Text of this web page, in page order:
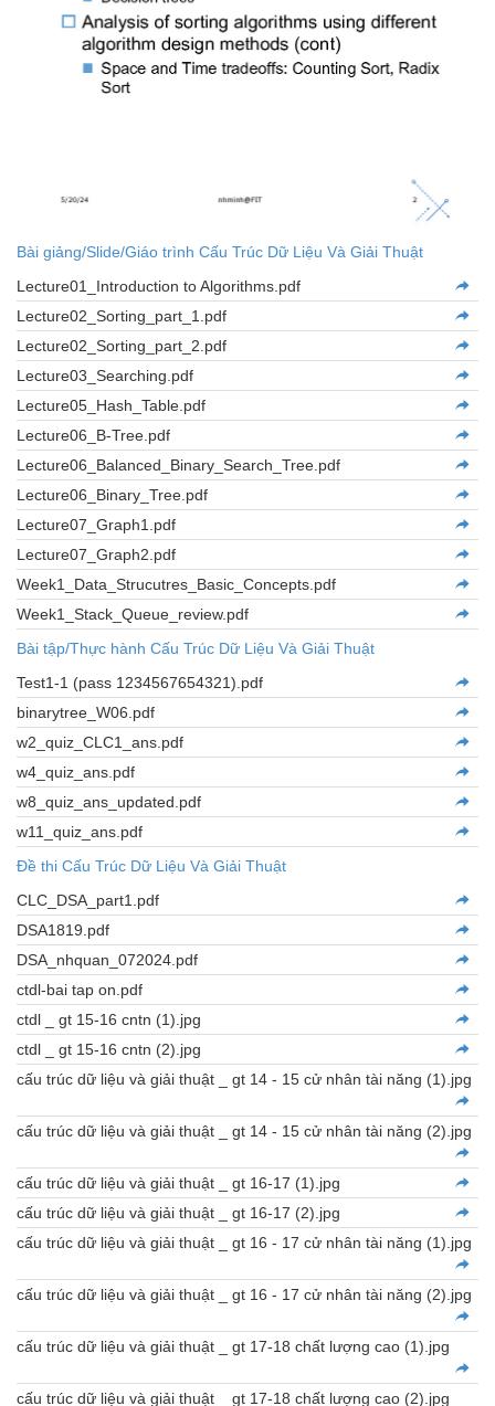
Bài giảng/Slide/Giáo trình Cấu Trúc Dữ Liệu Và Giải Thuật
Lecture01_Introduction to Algorithms.pdf
Lecture02_Sorting_part_1.pdf
Lecture02_Sorting_part_2.pdf
Lecture03_Searching.pdf
Lecture05_Hash_Table.pdf
Lecture06_B-Tree.pdf
Lecture06_Balanced_Binary_Search_Tree.pdf
Lecture06_Binary_Tree.pdf
Lecture07_Graph1.pdf
Lecture07_Graph2.pdf
Week1_Data_Strucutres_Basic_Concepts.pdf
Week1_Stack_Queue_review.pdf
Bài tập/Thực hành Cấu Trúc Dữ Liệu Và Giải Thuật
Test1-1 (pass 1234567654321).pdf
binarytree_W06.pdf
w2_quiz_CLC1_ans.pdf
w4_quiz_ans.pdf
w8_quiz_ans_updated.pdf
w11_quiz_ans.pdf
Đề thi Cấu Trúc Dữ Liệu Và Giải Thuật
CLC_DSA_part1.pdf
DSA1819.pdf
DSA_nhquan_072024.pdf
ctdl-bai tap on.pdf
ctdl _ gt 15-16 cntn (1).jpg
ctdl _ gt 15-16 cntn (2).jpg
cấu trúc dữ liệu và giải thuật _ gt 14 - 15 cử nhân tài năng (1).jpg
cấu trúc dữ liệu và giải thuật _ gt 14 - 15 cử nhân tài năng (2).jpg
cấu trúc dữ liệu và giải thuật _ gt 16-17 (1).jpg
cấu trúc dữ liệu và giải thuật _ gt 16-17 (2).jpg
cấu trúc dữ liệu và giải thuật _ gt 16 - 17 cử nhân tài năng (1).jpg
cấu trúc dữ liệu và giải thuật _ gt 16 - 17 cử nhân tài năng (2).jpg
cấu trúc dữ liệu và giải thuật _ gt 17-18 chất lượng cao (1).jpg
cấu trúc dữ liệu và giải thuật _ gt 17-18 chất lượng cao (2).jpg